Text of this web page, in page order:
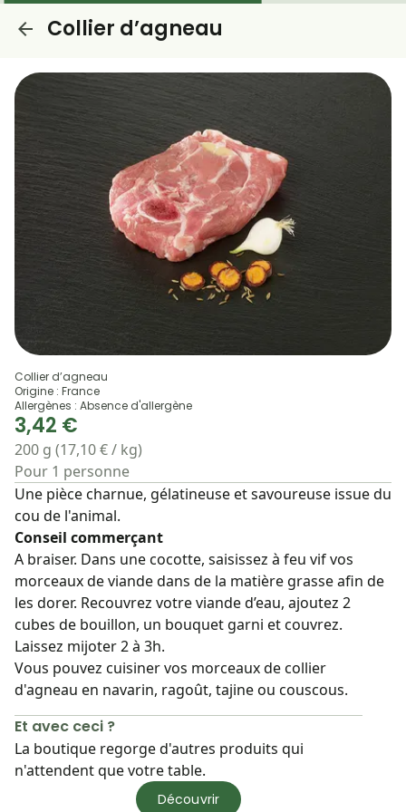
Collier d’agneau
Collier d’agneau
Origine : France
Allergènes : Absence d'allergène
3,42 €
200 g (17,10 € / kg)
Pour 1 personne
Une pièce charnue, gélatineuse et savoureuse issue du
cou de l'animal.
Conseil commerçant
A braiser. Dans une cocotte, saisissez à feu vif vos
morceaux de viande dans de la matière grasse afin de
les dorer. Recouvrez votre viande d’eau, ajoutez 2
cubes de bouillon, un bouquet garni et couvrez.
Laissez mijoter 2 à 3h.
Vous pouvez cuisiner vos morceaux de collier
d'agneau en navarin, ragoût, tajine ou couscous.
Et avec ceci ?
La boutique regorge d'autres produits qui
n'attendent que votre table.
Découvrir